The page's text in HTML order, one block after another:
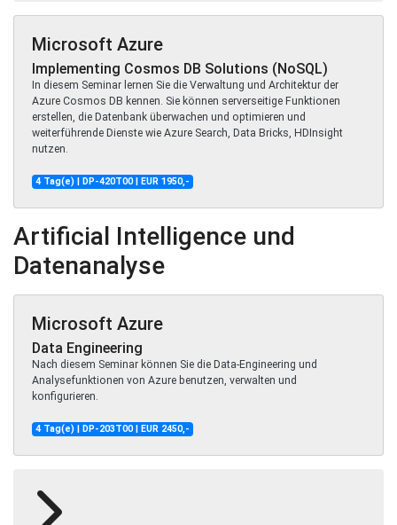
Microsoft Azure
Implementing Cosmos DB Solutions (NoSQL)
In diesem Seminar lernen Sie die Verwaltung und Architektur der
Azure Cosmos DB kennen. Sie können serverseitige Funktionen
erstellen, die Datenbank überwachen und optimieren und
weiterführende Dienste wie Azure Search, Data Bricks, HDInsight
nutzen.
4 Tag(e) | DP-420T00 | EUR 1950,-
Artificial Intelligence und
Datenanalyse
Microsoft Azure
Data Engineering
Nach diesem Seminar können Sie die Data-Engineering und
Analysefunktionen von Azure benutzen, verwalten und
konfigurieren.
4 Tag(e) | DP-203T00 | EUR 2450,-